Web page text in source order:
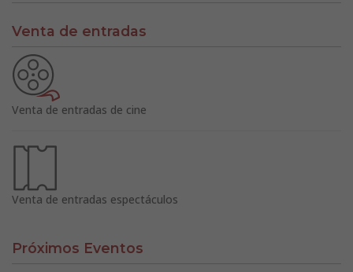
Venta de entradas
Venta de entradas de cine
Venta de entradas espectáculos
Próximos Eventos